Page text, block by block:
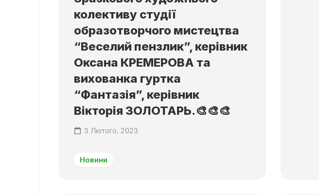
колективу студії
образотворчого мистецтва
“Веселий пензлик”, керівник
Оксана КРЕМЕРОВА та
вихованка гуртка
“Фантазія”, керівник
Вікторія ЗОЛОТАРЬ.🎨🎨🎨
3 Лютого, 2023
Новини